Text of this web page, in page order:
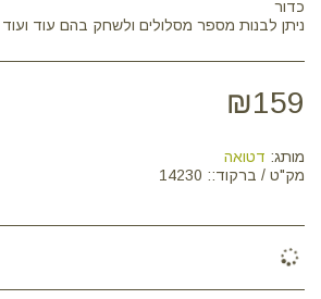
ניתן לבנות מספר מסלולים ולשחק בהם עוד ועוד
₪159
מותג: דטואה
מק"ט / ברקוד:: 14230